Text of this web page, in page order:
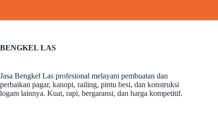
BENGKEL LAS
Jasa Bengkel Las profesional melayani pembuatan dan
perbaikan pagar, kanopi, railing, pintu besi, dan konstruksi
logam lainnya. Kuat, rapi, bergaransi, dan harga kompetitif.